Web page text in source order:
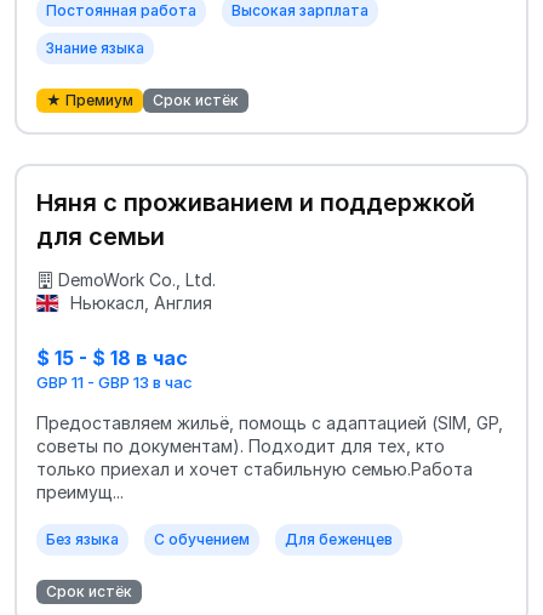
Постоянная работа Высокая зарплата
Знание языка
★ Премиум Срок истёк
Няня с проживанием и поддержкой
для семьи
DemoWork Co., Ltd.
Ньюкасл, Англия
$ 15 - $ 18 в час
GBP 11 - GBP 13 в час
Предоставляем жильё, помощь с адаптацией (SIM, GP,
советы по документам). Подходит для тех, кто
только приехал и хочет стабильную семью.Работа
преимущ...
Без языка С обучением Для беженцев
Срок истёк